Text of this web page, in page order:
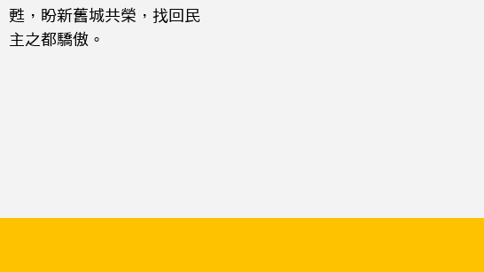
甦，盼新舊城共榮，找回民
主之都驕傲。